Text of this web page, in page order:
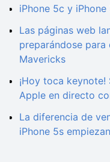
iPhone 5c y
Las páginas web
preparándose para
Mavericks
¡Hoy toca
Apple en directo
La diferencia de
iPhone 5s